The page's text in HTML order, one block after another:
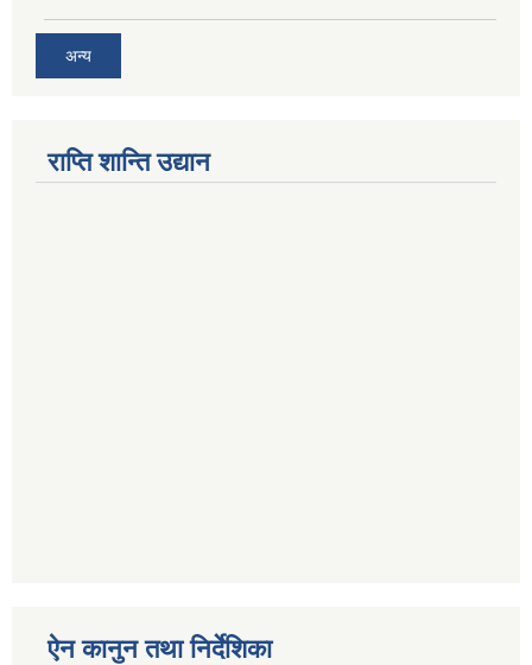
अन्य
राप्ति शान्ति उद्यान
ऐन कानुन तथा निर्देशिका